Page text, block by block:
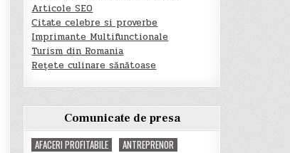
Articole SEO
Citate celebre si proverbe
Imprimante Multifunctionale
Turism din Romania
Rețete culinare sănătoase
Comunicate de presa
AFACERI PROFITABILE
ANTREPRENOR